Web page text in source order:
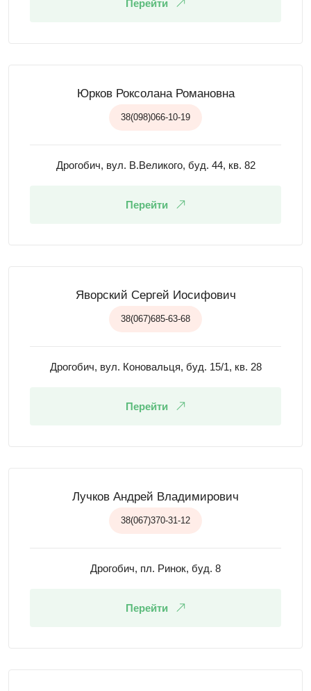
Перейти
Юрков Роксолана Романовна
38(098)066-10-19
Дрогобич, вул. В.Великого, буд. 44, кв. 82
Перейти
Яворский Сергей Иосифович
38(067)685-63-68
Дрогобич, вул. Коновальця, буд. 15/1, кв. 28
Перейти
Лучков Андрей Владимирович
38(067)370-31-12
Дрогобич, пл. Ринок, буд. 8
Перейти